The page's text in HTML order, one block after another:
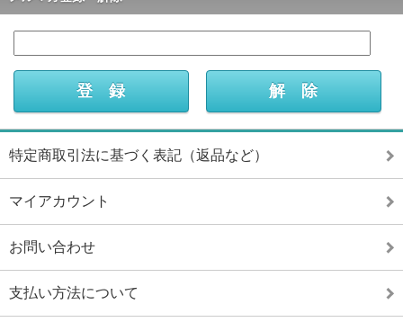
特定商取引法に基づく表記（返品など）
マイアカウント
お問い合わせ
支払い方法について